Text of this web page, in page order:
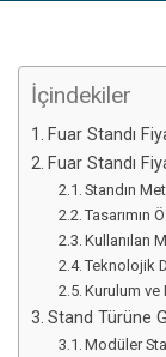
İçindekiler
Fuar Standı
Fuar Standı
Standın
Tasarımın
Kullanılan
Teknolojik
Kurulum
Stand Türüne
Modüler